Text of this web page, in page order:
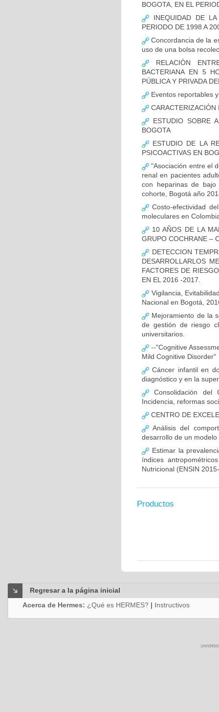
BOGOTA, EN EL
INEQUIDAD DE
PERIODO DE 1998 A
Concordancia de la
uso de una bolsa
RELACIÓN
BACTERIANA EN 5
PÚBLICA Y PRIVADA
Eventos reportables
CARACTERIZACIÓN
ESTUDIO SOBRE
BOGOTA
ESTUDIO DE LA
PSICOACTIVAS EN
"Asociación entre el
renal en pacientes
con heparinas de
cohorte, Bogotá año
Costo-efectividad
moleculares en
10 AÑOS DE LA
GRUPO COCHRANE –
DETECCION
DESARROLLARLOS
FACTORES DE
EN EL 2016 -2017.
Vigilancia,
Nacional en Bogotá,
Mejoramiento de la
de gestión de riesgo
universitarios.
--"Cognitive
Mild Cognitive Disorder"
Cáncer infantil en
diagnóstico y en la
Consolidación del
Incidencia, reformas
CENTRO DE
Análisis del
desarrollo de un
Estimar la
índices
Nutricional (ENSIN
Productos
Regresar a la página inicial
Acerca de Hermes: ¿Qué es HERMES? | Instructivos